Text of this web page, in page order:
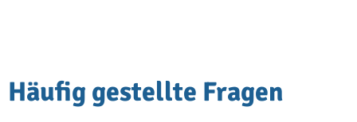
Häufig gestellte Fragen